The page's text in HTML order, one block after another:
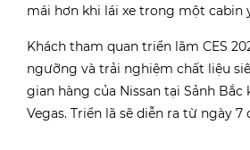
mái hơn khi lái xe trong một cabin
Khách tham quan triển lãm CES
ngưỡng và trải nghiệm chất liệu
gian hàng của Nissan tại Sảnh Bắc
Vegas. Triển lã sẽ diễn ra từ ngày 7